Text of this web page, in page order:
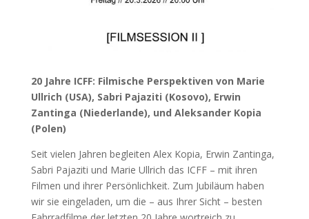
20 Jahre ICFF: Filmische Perspektiven von Marie
Ullrich (USA), Sabri Pajaziti (Kosovo), Erwin
Zantinga (Niederlande), und Aleksander Kopia
(Polen)
Seit vielen Jahren begleiten Alex Kopia, Erwin Zantinga,
Sabri Pajaziti und Marie Ullrich das ICFF – mit ihren
Filmen und ihrer Persönlichkeit. Zum Jubiläum haben
wir sie eingeladen, um die – aus Ihrer Sicht – besten